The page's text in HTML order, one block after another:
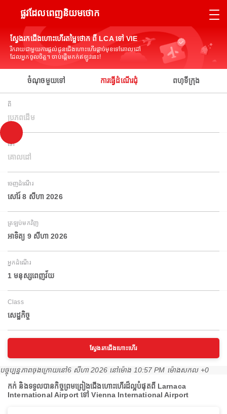
ផ្លូវដែលពេញនិយមថោក
ស្វែងរកជើងហោះហើរតម្លៃថោក ពី LCA ទៅ VIE
រីករាយជាមួយការផ្តល់ជូនជើងហោះហើរផ្តាច់មុខទៅគោលដៅ
ដែលអ្នកចូលចិត្ត។ ចាប់ផ្តើមកក់ឥឡូវនេះ!
ចំណុចមួយទៅ ការធ្វើដំណើរជុំ ពហុទីក្រុង
ពី
ប្រភពដើម
ទៅ
គោលដៅ
ចេញដំណើរ
សៅរ៍ 8 សីហា 2026
ត្រឡប់មកវិញ
អាទិត្យ 9 សីហា 2026
អ្នកដំណើរ
1 មនុស្សពេញវ័យ
Class
សេដ្ឋកិច្ច
ស្វែងរកជើងហោះហើរ
បច្ចុប្បន្នភាពចុងក្រោយនៅ6 សីហា 2026 នៅ​ម៉ោង 10:57 PM ម៉ោង​សកល +0
កក់ និងទទួលបានកិច្ចព្រមព្រៀងជើងហោះហើរដ៏ល្អបំផុតពី Larnaca
International Airport ទៅ Vienna International Airport